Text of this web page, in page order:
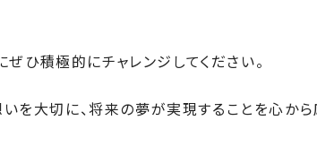
ひ積極的にチャレンジしてください。
いを大切に、将来の夢が実現することを心か